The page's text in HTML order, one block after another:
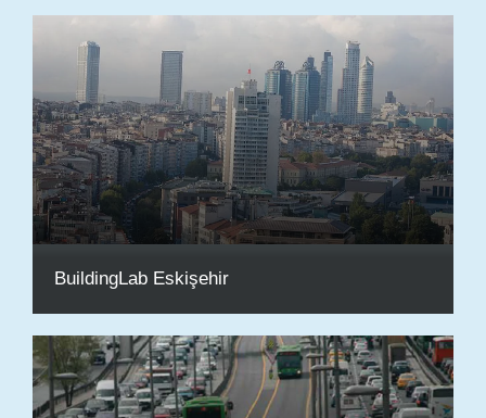
BuildingLab Eskişehir